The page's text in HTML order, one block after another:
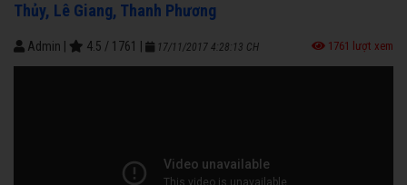
Thủy, Lê Giang, Thanh Phương
Admin 4.5 / 1761 17/11/2017 4:28:13 CH 1761 lượt xem